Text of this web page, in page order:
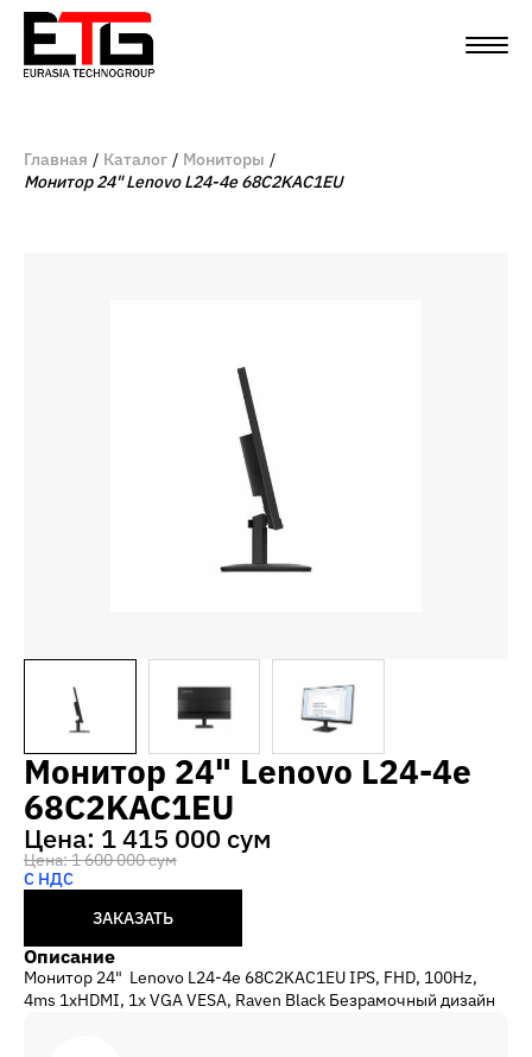
Главная Каталог
Мониторы
Монитор 24" Lenovo L24-4e 68C2KAC1EU
Монитор 24" Lenovo L24-4e
68C2KAC1EU
Цена: 1 415 000 сум
Цена: 1 600 000 сум
С НДС
ЗАКАЗАТЬ
Описание
Монитор 24" Lenovo L24-4e 68C2KAC1EU IPS, FHD, 100Hz,
4ms 1xHDMI, 1x VGA VESA, Raven Black Безрамочный дизайн